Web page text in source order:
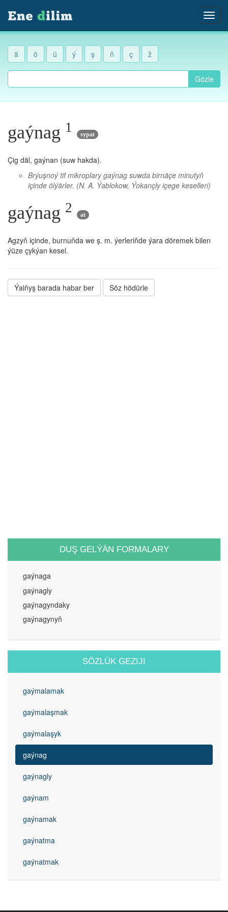
ä ö ü ý ş ň ç ž
Gözle
gaýnag 1 sypat
Çig däl, gaýnan (suw hakda).
Brýuşnoý tif mikroplary gaýnag suwda birnäçe minutyň
içinde ölýärler. (N. A. Ýablokow, Ýokançly içege keselleri)
gaýnag 2 at
Agzyň içinde, burnuňda we ş. m. ýerleriňde ýara döremek bilen
ýüze çykýan kesel.
Ýalňyş barada habar ber Söz hödürle
DUŞ GELÝÄN FORMALARY
gaýnaga
gaýnagly
gaýnagyndaky
gaýnagynyň
SÖZLÜK GEZIJI
gaýmalamak
gaýmalaşmak
gaýmalaşyk
gaýnag
gaýnagly
gaýnam
gaýnamak
gaýnatma
gaýnatmak